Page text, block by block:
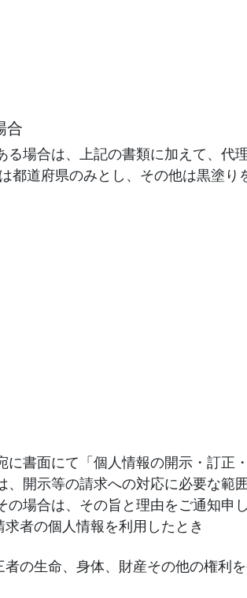
合
る場合は、上記の書類に加えて、
都道府県のみとし、その他は黒塗り
に書面にて「個人情報の開示・訂
開示等の請求への対応に必要な範
場合は、その旨と理由をご通知申し
者の個人情報を利用したとき
の生命、身体、財産その他の権利